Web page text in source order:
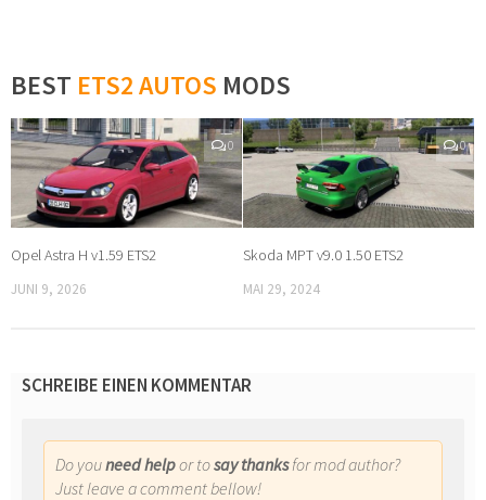
BEST ETS2 AUTOS MODS
0
Opel Astra H v1.59 ETS2
JUNI 9, 2026
0
Skoda MPT v9.0 1.50 ETS2
MAI 29, 2024
SCHREIBE EINEN KOMMENTAR
Do youneed helpor tosay thanksfor mod author?
Just leave a comment bellow!